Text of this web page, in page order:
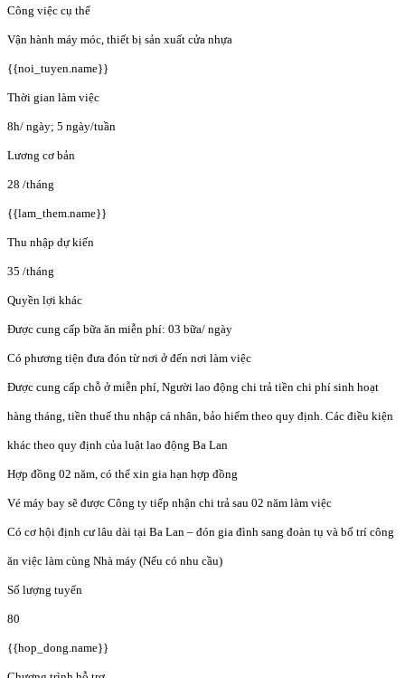
Công việc cụ thể
Vận hành máy móc, thiết bị sản xuất cửa nhựa
{{noi_tuyen.name}}
Thời gian làm việc
8h/ ngày; 5 ngày/tuần
Lương cơ bản
28 /tháng
{{lam_them.name}}
Thu nhập dự kiến
35 /tháng
Quyền lợi khác
Được cung cấp bữa ăn miễn phí: 03 bữa/ ngày
Có phương tiện đưa đón từ nơi ở đến nơi làm việc
Được cung cấp chỗ ở miễn phí, Người lao động chi trả tiền chi phí sinh hoạt
hàng tháng, tiền thuế thu nhập cá nhân, bảo hiểm theo quy định. Các điều kiện
khác theo quy định của luật lao động Ba Lan
Hợp đồng 02 năm, có thể xin gia hạn hợp đồng
Vé máy bay sẽ được Công ty tiếp nhận chi trả sau 02 năm làm việc
Có cơ hội định cư lâu dài tại Ba Lan – đón gia đình sang đoàn tụ và bố trí công
ăn việc làm cùng Nhà máy (Nếu có nhu cầu)
Số lượng tuyển
80
{{hop_dong.name}}